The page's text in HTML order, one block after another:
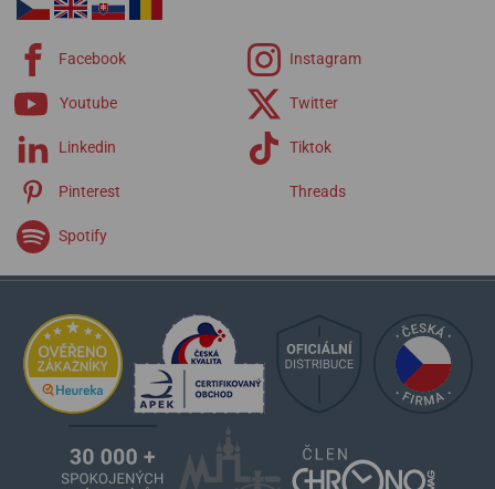
Facebook Instagram
Youtube Twitter
Linkedin Tiktok
Pinterest Threads
Spotify